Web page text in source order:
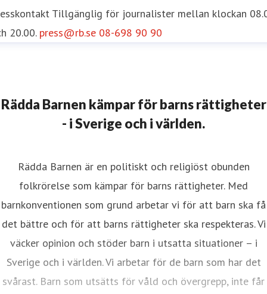
Tillgänglig för journalister mellan klockan
20.00. press@rb.se 08-698 90 90
Rädda Barnen kämpar för barns rättigheter
- i Sverige och i världen.
Rädda Barnen är en politiskt och religiöst obunden
folkrörelse som kämpar för barns rättigheter. Med
barnkonventionen som grund arbetar vi för att barn ska få
det bättre och för att barns rättigheter ska respekteras. Vi
väcker opinion och stöder barn i utsatta situationer – i
Sverige och i världen. Vi arbetar för de barn som har det
svårast. Barn som utsätts för våld och övergrepp, inte får